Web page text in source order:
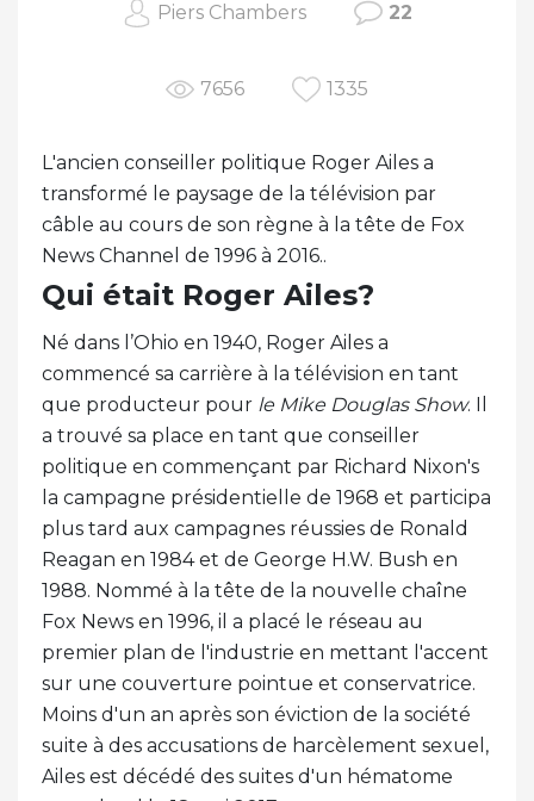
Piers Chambers 22
7656 1335
L'ancien conseiller politique Roger Ailes a
transformé le paysage de la télévision par
câble au cours de son règne à la tête de Fox
News Channel de 1996 à 2016..
Qui était Roger Ailes?
Né dans l’Ohio en 1940, Roger Ailes a
commencé sa carrière à la télévision en tant
que producteur pour le Mike Douglas Show. Il
a trouvé sa place en tant que conseiller
politique en commençant par Richard Nixon's
la campagne présidentielle de 1968 et participa
plus tard aux campagnes réussies de Ronald
Reagan en 1984 et de George H.W. Bush en
1988. Nommé à la tête de la nouvelle chaîne
Fox News en 1996, il a placé le réseau au
premier plan de l'industrie en mettant l'accent
sur une couverture pointue et conservatrice.
Moins d'un an après son éviction de la société
suite à des accusations de harcèlement sexuel,
Ailes est décédé des suites d'un hématome